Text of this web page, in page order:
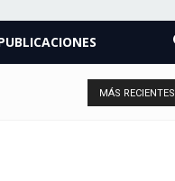
MÁS RECIENTES